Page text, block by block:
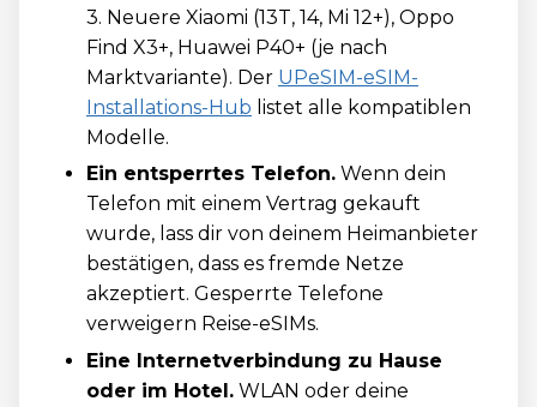
3. Neuere Xiaomi (13T, 14, Mi 12+), Oppo
Find X3+, Huawei P40+ (je nach
Marktvariante). Der UPeSIM-eSIM-
Installations-Hub listet alle kompatiblen
Modelle.
Ein entsperrtes Telefon. Wenn dein
Telefon mit einem Vertrag gekauft
wurde, lass dir von deinem Heimanbieter
bestätigen, dass es fremde Netze
akzeptiert. Gesperrte Telefone
verweigern Reise-eSIMs.
Eine Internetverbindung zu Hause
oder im Hotel. WLAN oder deine